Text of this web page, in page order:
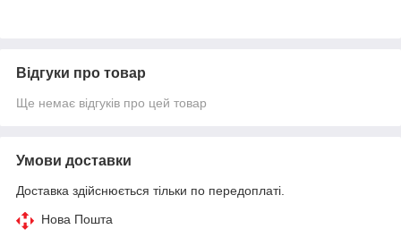
Відгуки про товар
Ще немає відгуків про цей товар
Умови доставки
Доставка здійснюється тільки по передоплаті.
Нова Пошта